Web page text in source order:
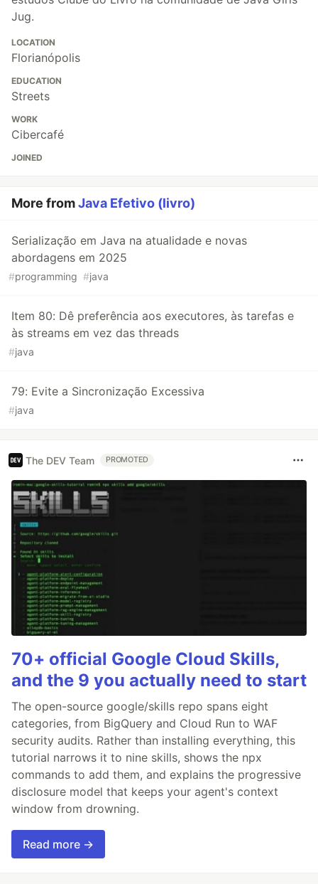
Jug.
LOCATION
Florianópolis
EDUCATION
Streets
WORK
Cibercafé
JOINED
More fromJava Efetivo (livro)
Serialização em Java na atualidade e novas
abordagens em 2025
#programming #java
Item 80: Dê preferência aos executores, às tarefas e
às streams em vez das threads
#java
79: Evite a Sincronização Excessiva
#java
The DEV Team PROMOTED
70+ official Google Cloud Skills,
and the 9 you actually need to start
The open-source google/skills repo spans eight
categories, from BigQuery and Cloud Run to WAF
security audits. Rather than installing everything, this
tutorial narrows it to nine skills, shows the npx
commands to add them, and explains the progressive
disclosure model that keeps your agent's context
window from drowning.
Read more →